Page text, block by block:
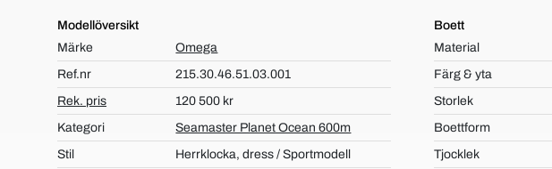
Modellöversikt
Märke
Omega
Ref.nr
215.30.46.51.03.001
Rek. pris
120 500 kr
Kategori
Seamaster Planet Ocean 600m
Stil
Herrklocka, dress / Sportmodell
Boett
Material
Färg & yta
Storlek
Boettform
Tjocklek